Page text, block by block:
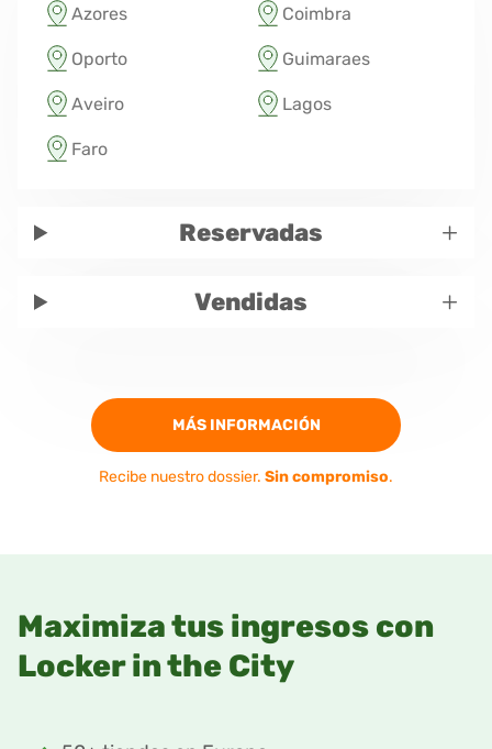
Azores Coimbra
Oporto Guimaraes
Aveiro Lagos
Faro
Reservadas +
Vendidas +
MÁS INFORMACIÓN
Recibe nuestro dossier. Sin compromiso.
Maximiza tus ingresos con
Locker in the City